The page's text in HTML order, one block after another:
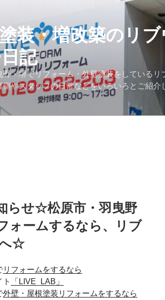
装・増改築のリブ
記
・堺でリフォーム・外壁塗装をしている
やスタッフの日常などをいろいろとご紹
らせ☆松原市・羽曳野
ォームするなら、リブ
へ☆
リフォームをするなら
「LIVE_LAB」
外壁・屋根塗装リフォームをするなら